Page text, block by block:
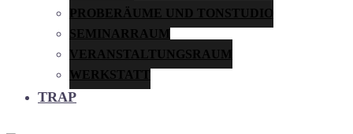
PROBERÄUME UND TONSTUDIO
SEMINARRAUM
VERANSTALTUNGSRAUM
WERKSTATT
TRAP